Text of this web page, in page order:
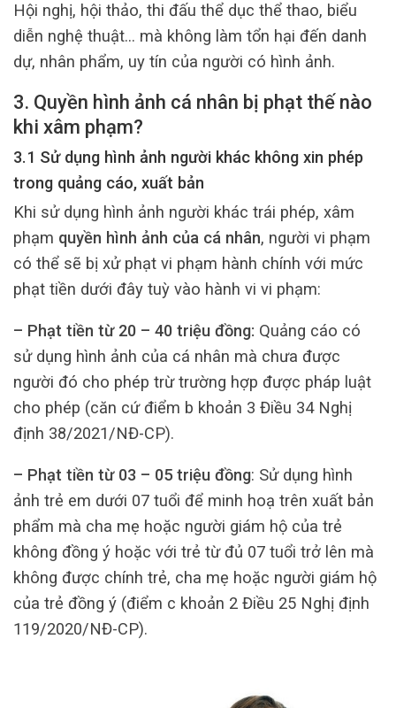
Hội nghị, hội thảo, thi đấu thể dục thể thao, biểu
diễn nghệ thuật… mà không làm tổn hại đến danh
dự, nhân phẩm, uy tín của người có hình ảnh.
3. Quyền hình ảnh cá nhân bị phạt thế nào
khi xâm phạm?
3.1 Sử dụng hình ảnh người khác không xin phép
trong quảng cáo, xuất bản
Khi sử dụng hình ảnh người khác trái phép, xâm
phạm quyền hình ảnh của cá nhân, người vi phạm
có thể sẽ bị xử phạt vi phạm hành chính với mức
phạt tiền dưới đây tuỳ vào hành vi vi phạm:
– Phạt tiền từ 20 – 40 triệu đồng: Quảng cáo có
sử dụng hình ảnh của cá nhân mà chưa được
người đó cho phép trừ trường hợp được pháp luật
cho phép (căn cứ điểm b khoản 3 Điều 34 Nghị
định 38/2021/NĐ-CP).
– Phạt tiền từ 03 – 05 triệu đồng: Sử dụng hình
ảnh trẻ em dưới 07 tuổi để minh hoạ trên xuất bản
phẩm mà cha mẹ hoặc người giám hộ của trẻ
không đồng ý hoặc với trẻ từ đủ 07 tuổi trở lên mà
không được chính trẻ, cha mẹ hoặc người giám hộ
của trẻ đồng ý (điểm c khoản 2 Điều 25 Nghị định
119/2020/NĐ-CP).